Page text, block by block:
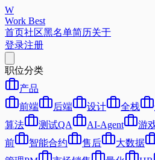
W
Work Best
首页社区黑名单简历关于
登录注册
职位分类
产品
前端
后端 设计 全栈
算法
测试QA AI-Agent 游
前
智能合约 售后 大数据